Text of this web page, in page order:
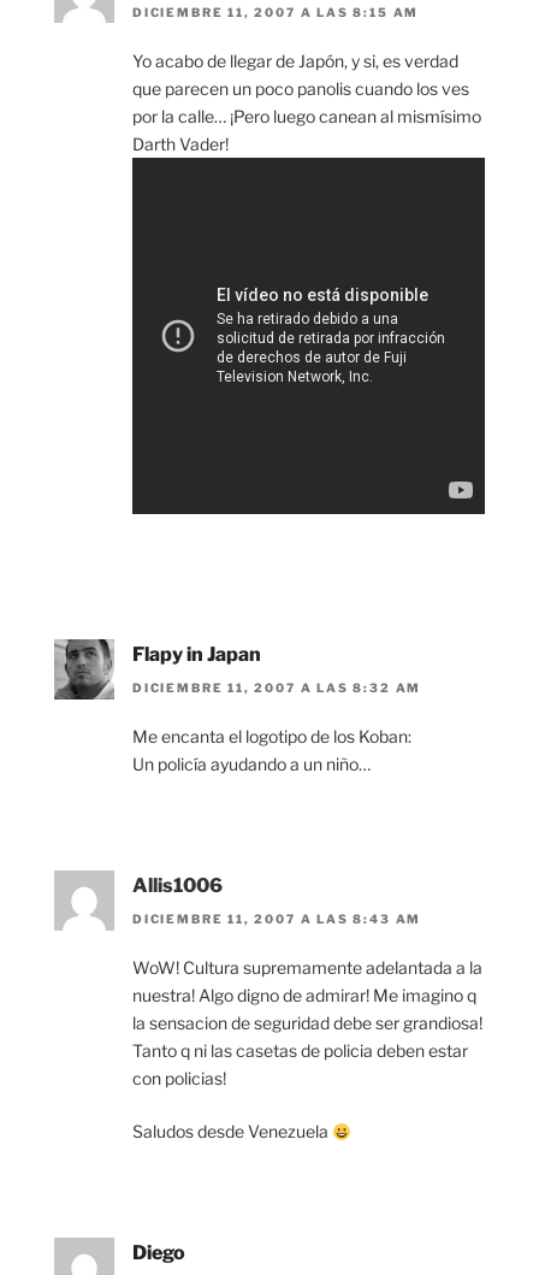
DICIEMBRE 11, 2007 A LAS 8:15 AM
Yo acabo de llegar de Japón, y si, es verdad
que parecen un poco panolis cuando los ves
por la calle… ¡Pero luego canean al mismísimo
Darth Vader!
Flapy in Japan
DICIEMBRE 11, 2007 A LAS 8:32 AM
Me encanta el logotipo de los Koban:
Un policía ayudando a un niño…
Allis1006
DICIEMBRE 11, 2007 A LAS 8:43 AM
WoW! Cultura supremamente adelantada a la
nuestra! Algo digno de admirar! Me imagino q
la sensacion de seguridad debe ser grandiosa!
Tanto q ni las casetas de policia deben estar
con policias!
Saludos desde Venezuela
Diego